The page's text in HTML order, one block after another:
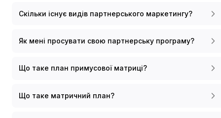
Скільки існує видів партнерського маркетингу?
Як мені просувати свою партнерську програму?
Що таке план примусової матриці?
Що таке матричний план?